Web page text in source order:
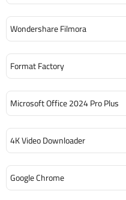
Wondershare Filmora
Format Factory
Microsoft Office 2024 Pro Plus
4K Video Downloader
Google Chrome